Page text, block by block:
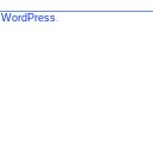
WordPress.